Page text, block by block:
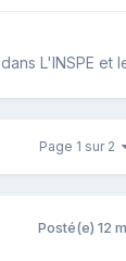
dans L'INSPE et
Page 1 sur 2
Posté(e) 12